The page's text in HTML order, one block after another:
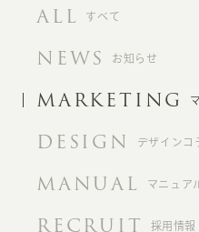
ALL すべて
NEWS お知らせ
MARKETING
DESIGN デザインコ
MANUAL マニュア
RECRUIT 採用情報